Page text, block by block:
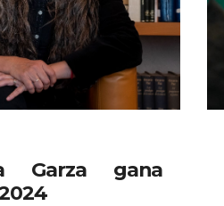
Garza gana